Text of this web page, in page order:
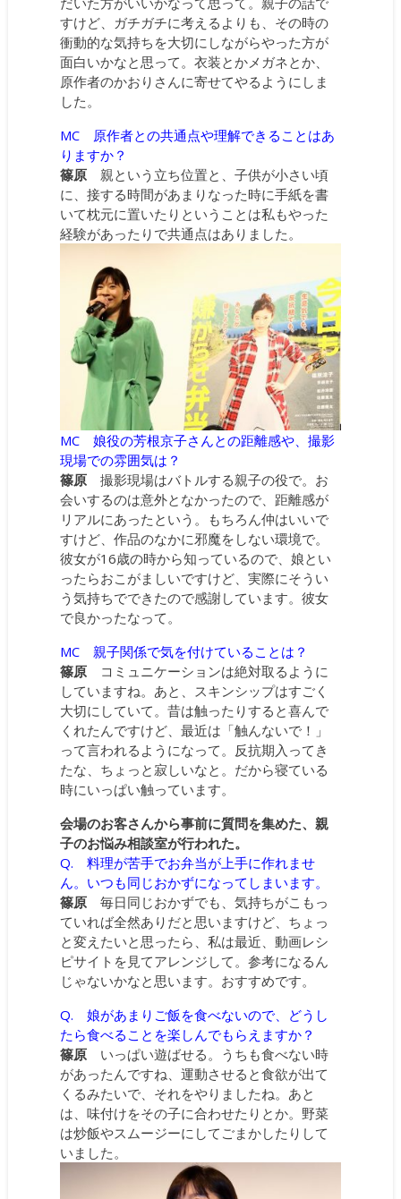
すけど、ガチガチに考えるよりも、その時の
衝動的な気持ちを大切にしながらやった方が
面白いかなと思って。衣装とかメガネとか、
原作者のかおりさんに寄せてやるようにしま
した。
MC 原作者との共通点や理解できることはあ
りますか？
篠原 親という立ち位置と、子供が小さい頃
に、接する時間があまりなった時に手紙を書
いて枕元に置いたりということは私もやった
経験があったりで共通点はありました。
MC 娘役の芳根京子さんとの距離感や、撮影
現場での雰囲気は？
篠原 撮影現場はバトルする親子の役で。お
会いするのは意外となかったので、距離感が
リアルにあったという。もちろん仲はいいで
すけど、作品のなかに邪魔をしない環境で。
彼女が16歳の時から知っているので、娘とい
ったらおこがましいですけど、実際にそうい
う気持ちでできたので感謝しています。彼女
で良かったなって。
MC 親子関係で気を付けていることは？
篠原 コミュニケーションは絶対取るように
していますね。あと、スキンシップはすごく
大切にしていて。昔は触ったりすると喜んで
くれたんですけど、最近は「触んないで！」
って言われるようになって。反抗期入ってき
たな、ちょっと寂しいなと。だから寝ている
時にいっぱい触っています。
会場のお客さんから事前に質問を集めた、親
子のお悩み相談室が行われた。
Q. 料理が苦手でお弁当が上手に作れませ
ん。いつも同じおかずになってしまいます。
篠原 毎日同じおかずでも、気持ちがこもっ
ていれば全然ありだと思いますけど、ちょっ
と変えたいと思ったら、私は最近、動画レシ
ピサイトを見てアレンジして。参考になるん
じゃないかなと思います。おすすめです。
Q. 娘があまりご飯を食べないので、どうし
たら食べることを楽しんでもらえますか？
篠原 いっぱい遊ばせる。うちも食べない時
があったんですね、運動させると食欲が出て
くるみたいで、それをやりましたね。あと
は、味付けをその子に合わせたりとか。野菜
は炒飯やスムージーにしてごまかしたりして
いました。